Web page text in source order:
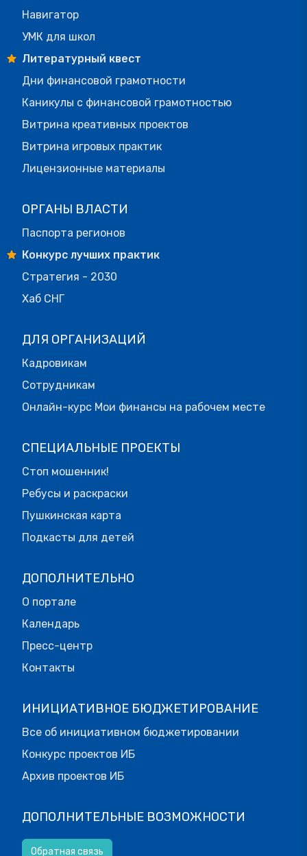
Навигатор
УМК для школ
Литературный квест
Дни финансовой грамотности
Каникулы с финансовой грамотностью
Витрина креативных проектов
Витрина игровых практик
Лицензионные материалы
ОРГАНЫ ВЛАСТИ
Паспорта регионов
Конкурс лучших практик
Стратегия - 2030
Хаб СНГ
ДЛЯ ОРГАНИЗАЦИЙ
Кадровикам
Сотрудникам
Онлайн-курс Мои финансы на рабочем месте
СПЕЦИАЛЬНЫЕ ПРОЕКТЫ
Стоп мошенник!
Ребусы и раскраски
Пушкинская карта
Подкасты для детей
ДОПОЛНИТЕЛЬНО
О портале
Календарь
Пресс-центр
Контакты
ИНИЦИАТИВНОЕ БЮДЖЕТИРОВАНИЕ
Все об инициативном бюджетировании
Конкурс проектов ИБ
Архив проектов ИБ
ДОПОЛНИТЕЛЬНЫЕ ВОЗМОЖНОСТИ
Обратная связь